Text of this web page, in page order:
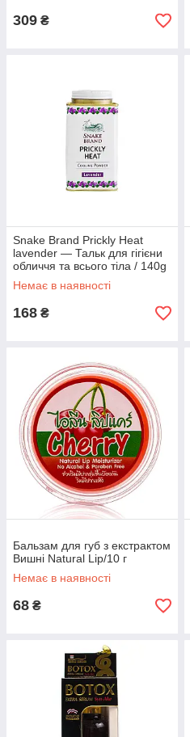
309 ₴
Snake Brand Prickly Heat
lavender — Тальк для гігієни
обличчя та всього тіла / 140g
Немає в наявності
168 ₴
Бальзам для губ з екстрактом
Вишні Natural Lip/10 г
Немає в наявності
68 ₴